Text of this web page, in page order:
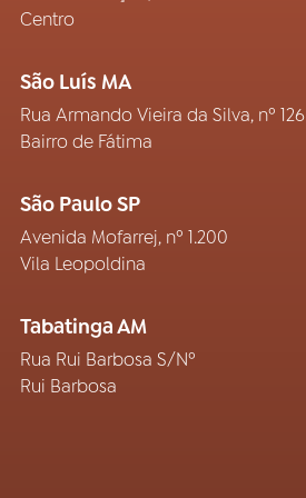
Centro
São Luís MA
Rua Armando Vieira da Silva, nº 126
Bairro de Fátima
São Paulo SP
Avenida Mofarrej, nº 1.200
Vila Leopoldina
Tabatinga AM
Rua Rui Barbosa S/Nº
Rui Barbosa